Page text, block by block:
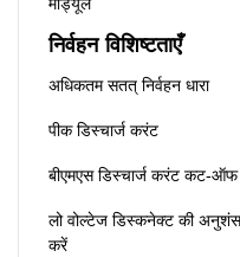
निर्वहन विशिष्टताएँ
अधिकतम सतत् निर्वहन धारा
पीक डिस्चार्ज करंट
बीएमएस डिस्चार्ज करंट कट-ऑफ
लो वोल्टेज डिस्कनेक्ट की
करें